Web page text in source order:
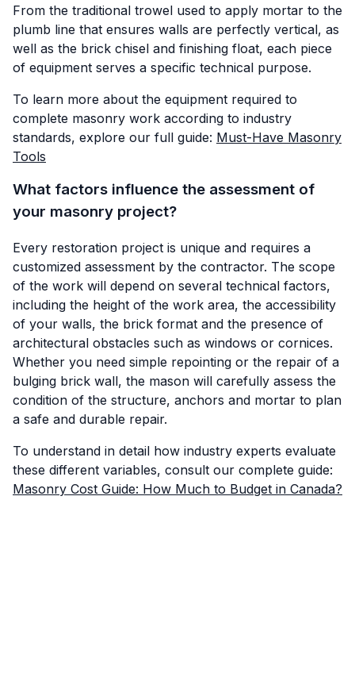
From the traditional trowel used to apply mortar to the
plumb line that ensures walls are perfectly vertical, as
well as the brick chisel and finishing float, each piece
of equipment serves a specific technical purpose.
To learn more about the equipment required to
complete masonry work according to industry
standards, explore our full guide: Must-Have Masonry
Tools
What factors influence the assessment of
your masonry project?
Every restoration project is unique and requires a
customized assessment by the contractor. The scope
of the work will depend on several technical factors,
including the height of the work area, the accessibility
of your walls, the brick format and the presence of
architectural obstacles such as windows or cornices.
Whether you need simple repointing or the repair of a
bulging brick wall, the mason will carefully assess the
condition of the structure, anchors and mortar to plan
a safe and durable repair.
To understand in detail how industry experts evaluate
these different variables, consult our complete guide:
Masonry Cost Guide: How Much to Budget in Canada?